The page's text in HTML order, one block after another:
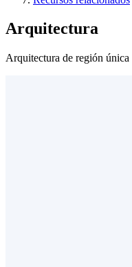
Arquitectura
Arquitectura de región única